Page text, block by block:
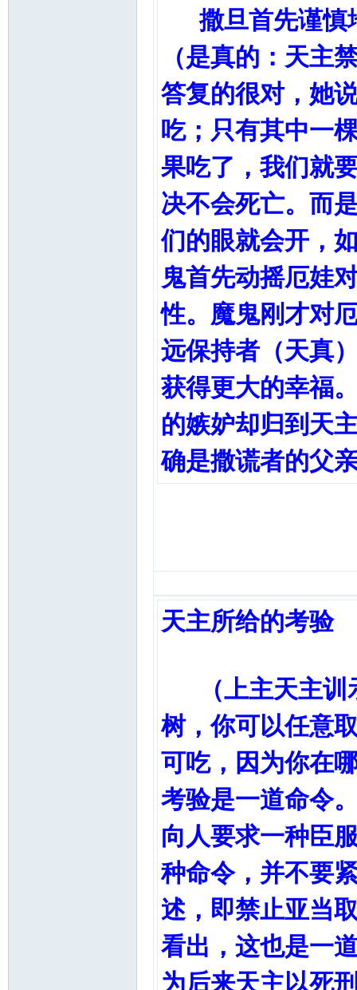
撒旦首先谨慎
（是真的：天主
答复的很对，她
吃；只有其中一
果吃了，我们就
决不会死亡。而
们的眼就会开，
鬼首先动摇厄娃
性。魔鬼刚才对
远保持者（天真
获得更大的幸福
的嫉妒却归到天
确是撒谎者的父
天主所给的考验
（上主天主训
树，你可以任意
可吃，因为你在
考验是一道命令
向人要求一种臣
种命令，并不要
述，即禁止亚当
看出，这也是一
为后来天主以死